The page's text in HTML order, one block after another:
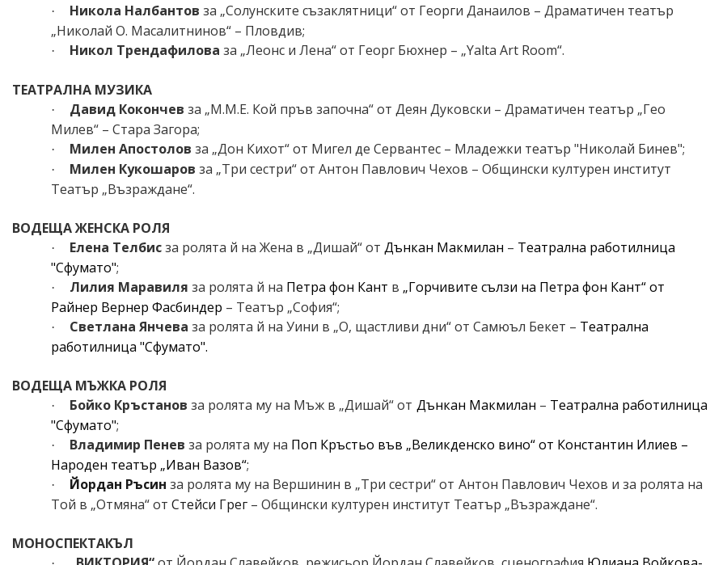
· Никола Налбантов за „Солунските съзаклятници“ от Георги Данаилов – Драматичен театър
„Николай О. Масалитнинов“ – Пловдив;
· Никол Трендафилова за „Леонс и Лена“ от Георг Бюхнер – „Yalta Art Room“.
ТЕАТРАЛНА МУЗИКА
· Давид Кокончев за „М.М.Е. Кой пръв започна“ от Деян Дуковски – Драматичен театър „Гео
Милев“ – Стара Загора;
· Милен Апостолов за „Дон Кихот“ от Мигел де Сервантес – Младежки театър "Николай Бинев";
· Милен Кукошаров за „Три сестри“ от Антон Павлович Чехов – Общински културен институт
Театър „Възраждане“.
ВОДЕЩАЖЕНСКА РОЛЯ
· Елена Телбисза ролята й на Жена в „Дишай“ от Дънкан Макмилан – Театрална работилница
"Сфумато";
· Лилия Маравиля за ролята й на Петра фон Кант в „Горчивите сълзи на Петра фон Кант“от
Райнер Вернер Фасбиндер – Театър „София“;
· Светлана Янчева за ролята й на Уини в „О, щастливи дни“ от Самюъл Бекет – Театрална
работилница "Сфумато".
ВОДЕЩА МЪЖКА РОЛЯ
· Бойко Кръстанов за ролята му на Мъж в „Дишай“от Дънкан Макмилан – Театрална работилница
"Сфумато";
· Владимир Пенев за ролята му на Поп Кръстьо във „Великденско вино“ от Константин Илиев –
Народен театър „Иван Вазов“;
· Йордан Ръсин за ролята му на Вершинин в „Три сестри“ от Антон Павлович Чехов и за ролята на
Той в „Отмяна“ от Стейси Грег – Общински културен институт Театър „Възраждане“.
МОНОСПЕКТАКЪЛ